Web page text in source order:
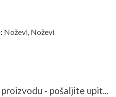
Noževi, Noževi
- pošaljite upit...